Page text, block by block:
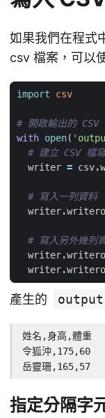
如果我們在程式
csv 檔案，可以
import csv
# 開啟輸出的 CSV
with open(
# 建立 CSV 檔
writer = csv.
# 寫入一列資料
writer.
# 寫入另外幾列
writer.
writer.
產生的
姓名,身高,體重
令狐沖,175,60
岳靈珊,165,57
指定分隔字